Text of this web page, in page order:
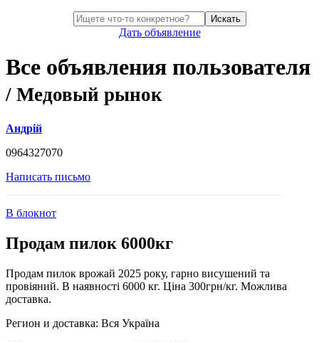
Искать
Дать объявление
Все объявления пользователя
/ Медовый рынок
Андрій
0964327070
Написать письмо
В блокнот
Продам пилок 6000кг
Продам пилок врожай 2025 року, гарно висушений та
провіяний. В наявності 6000 кг. Ціна 300грн/кг. Можлива
доставка.
Регион и доставка: Вся Україна